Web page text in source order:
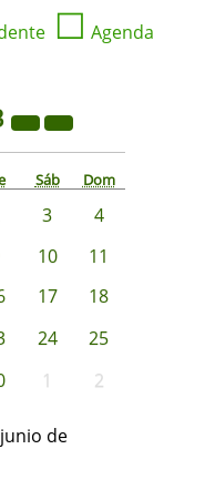
☐ Agenda
Sáb Dom
3
4
10
11
17
18
24
25
1 2
de